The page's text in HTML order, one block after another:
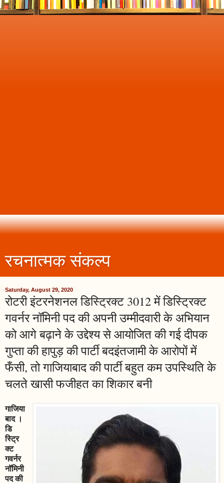
रचनात्मक संकल्प
Saturday, August 29, 2020
रोटरी इंटरनेशनल डिस्ट्रिक्ट 3012 में डिस्ट्रिक्ट
गवर्नर नॉमिनी पद की अपनी उम्मीदवारी के अभियान
को आगे बढ़ाने के उद्देश्य से आयोजित की गई दीपक
गुप्ता की हापुड़ की पार्टी बदइंतजामी के आरोपों में
फँसी, तो गाजियाबाद की पार्टी बहुत कम उपस्थिति के
चलते खासी फजीहत का शिकार बनी
गाजिया
बाद ।
डि
स्ट्रि
क्ट
गवर्नर
नॉमिनी
पद की